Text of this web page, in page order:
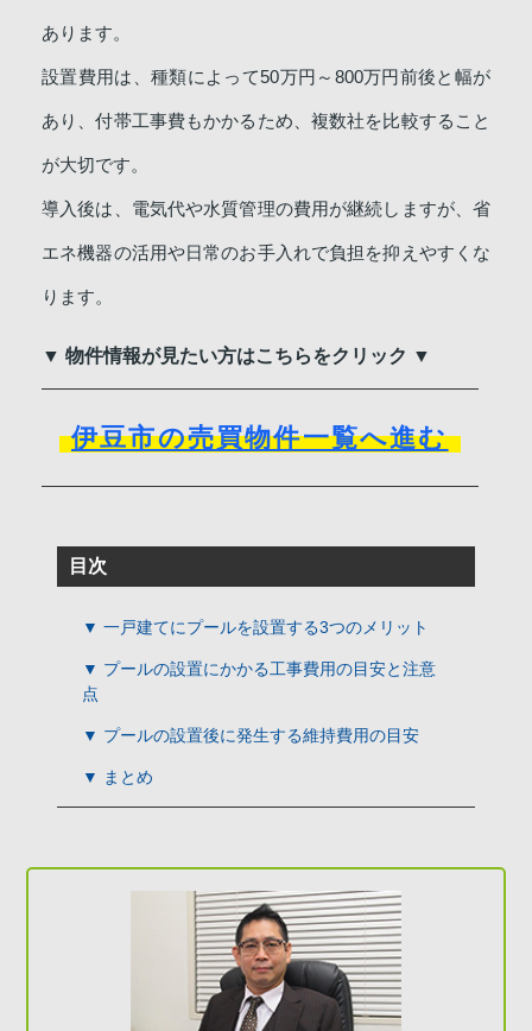
あります。
設置費用は、種類によって50万円～800万円前後と幅が
あり、付帯工事費もかかるため、複数社を比較すること
が大切です。
導入後は、電気代や水質管理の費用が継続しますが、省
エネ機器の活用や日常のお手入れで負担を抑えやすくな
ります。
▼ 物件情報が見たい方はこちらをクリック ▼
伊豆市の売買物件一覧へ進む
目次
▼ 一戸建てにプールを設置する3つのメリット
▼ プールの設置にかかる工事費用の目安と注意
点
▼ プールの設置後に発生する維持費用の目安
▼ まとめ